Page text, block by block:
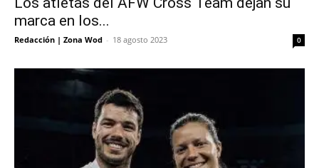
marca en los...
Redacción | Zona Wod - 18 agosto 2023 0